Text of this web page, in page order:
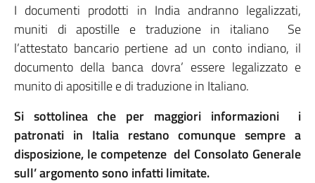
I documenti prodotti in India andranno legalizzati,
muniti di apostille e traduzione in italiano Se
l’attestato bancario pertiene ad un conto indiano, il
documento della banca dovra’ essere legalizzato e
munito di apositille e di traduzione in Italiano.
Si sottolinea che per maggiori informazioni i
patronati in Italia restano comunque sempre a
disposizione, le competenze del Consolato Generale
sull’ argomento sono infatti limitate.